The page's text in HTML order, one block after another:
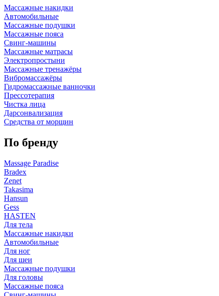
Массажные накидки
Автомобильные
Массажные подушки
Массажные пояса
Свинг-машины
Массажные матрасы
Электропростыни
Массажные тренажёры
Вибромассажёры
Гидромассажные ванночки
Прессотерапия
Чистка лица
Дарсонвализация
Средства от морщин
По бренду
Massage Paradise
Bradex
Zenet
Takasima
Hansun
Gess
HASTEN
Для тела
Массажные накидки
Автомобильные
Для ног
Для шеи
Массажные подушки
Для головы
Массажные пояса